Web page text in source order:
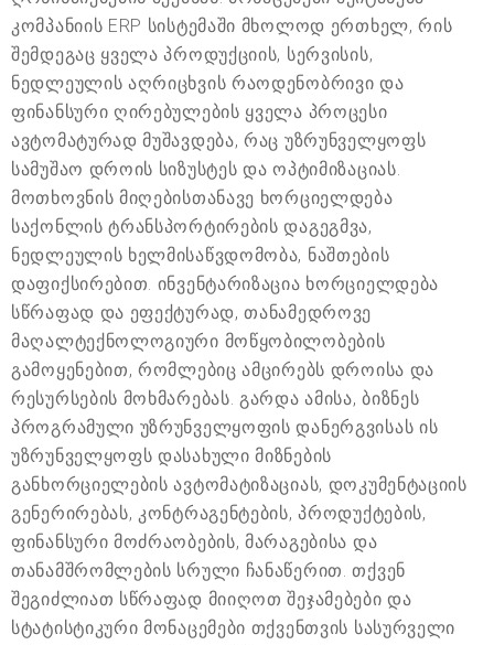
კომპანიის ERP სისტემაში მხოლოდ ერთხელ, რის
შემდეგაც ყველა პროდუქციის, სერვისის,
ნედლეულის აღრიცხვის რაოდენობრივი და
ფინანსური ღირებულების ყველა პროცესი
ავტომატურად მუშავდება, რაც უზრუნველყოფს
სამუშაო დროის სიზუსტეს და ოპტიმიზაციას.
მოთხოვნის მიღებისთანავე ხორციელდება
საქონლის ტრანსპორტირების დაგეგმვა,
ნედლეულის ხელმისაწვდომობა, ნაშთების
დაფიქსირებით. ინვენტარიზაცია ხორციელდება
სწრაფად და ეფექტურად, თანამედროვე
მაღალტექნოლოგიური მოწყობილობების
გამოყენებით, რომლებიც ამცირებს დროისა და
რესურსების მოხმარებას. გარდა ამისა, ბიზნეს
პროგრამული უზრუნველყოფის დანერგვისას ის
უზრუნველყოფს დასახული მიზნების
განხორციელების ავტომატიზაციას, დოკუმენტაციის
გენერირებას, კონტრაგენტების, პროდუქტების,
ფინანსური მოძრაობების, მარაგებისა და
თანამშრომლების სრული ჩანაწერით. თქვენ
შეგიძლიათ სწრაფად მიიღოთ შეჯამებები და
სტატისტიკური მონაცემები თქვენთვის სასურველი